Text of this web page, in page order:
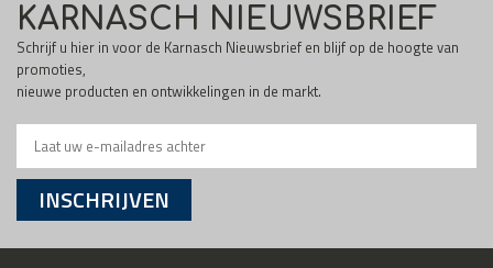
KARNASCH NIEUWSBRIEF
Schrijf u hier in voor de Karnasch Nieuwsbrief en blijf op de hoogte van
promoties,
nieuwe producten en ontwikkelingen in de markt.
INSCHRIJVEN